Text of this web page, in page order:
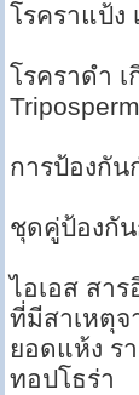
โรคราแป้ง
โรคราดำ เ
การป้องกัน
ชุดคู่ป้องกั
ไอเอส สา
ที่มีสาเหตุจ
ยอดแห้ง ร
ทอปโธร่า